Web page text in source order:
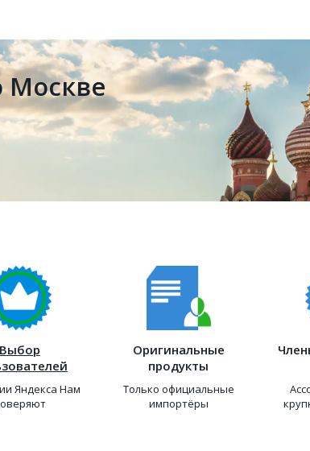
Москве
Выбор
Яндекса Нам
Оригинальные
продукты
Только официальные
импортёры